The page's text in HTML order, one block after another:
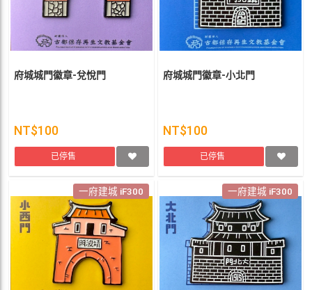
府城城門徽章-兌悅門
NT$100
已停售
府城城門徽章-小北門
NT$100
已停售
一府建城 iF300 一府建城 iF300